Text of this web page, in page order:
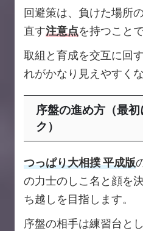
回避策は、負けた場所
直す注意点を持つことで
取組と育成を交互に回
れがかなり見えやすくな
序盤の進め方（最
ク）
つっぱり大相撲 平成版
の力士のしこ名と顔を
ち越しを目指します。
序盤の相手は練習台と